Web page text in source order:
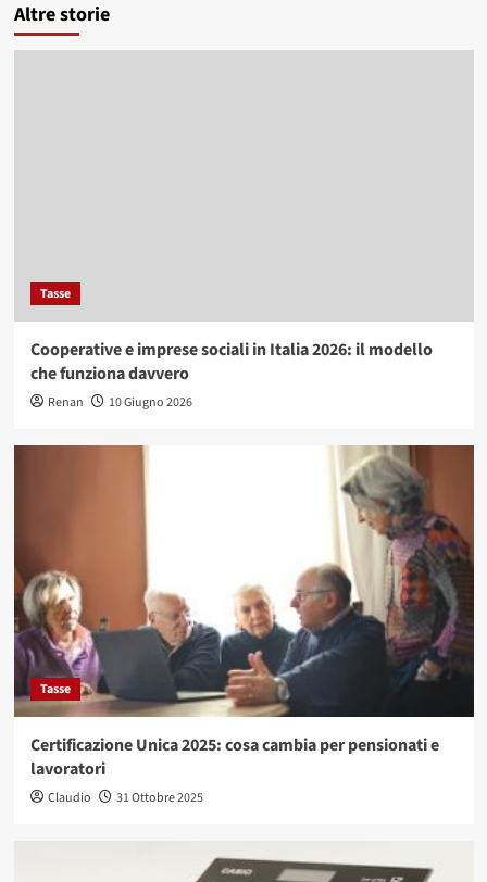
Altre storie
Tasse
Cooperative e imprese sociali in Italia 2026: il modello
che funziona davvero
Renan 10 Giugno 2026
Tasse
Certificazione Unica 2025: cosa cambia per pensionati e
lavoratori
Claudio 31 Ottobre 2025